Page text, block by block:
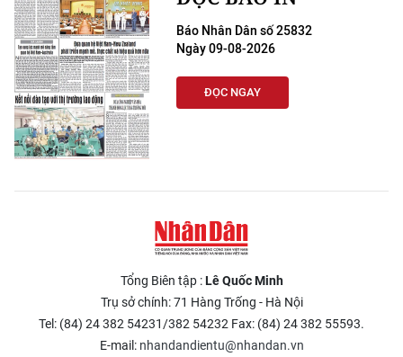
RADIO
MEDIA CENTER
E-Magazine
Media Văn hóa
Media Xã hội
Báo Nhân Dân số 25832
Ngày 09-08-2026
ĐỌC NGAY
Tổng Biên tập :Lê Quốc Minh
Trụ sở chính: 71 Hàng Trống - Hà Nội
Tel: (84) 24 382 54231/382 54232 Fax: (84) 24 382 55593.
E-mail: nhandandientu@nhandan.vn